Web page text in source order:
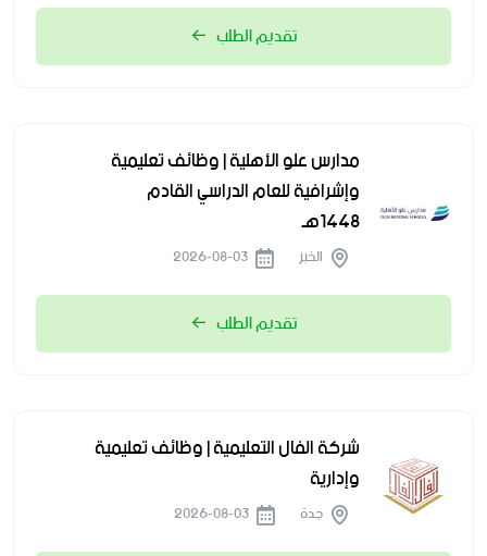
تقديم الطلب
مدارس علو الأهلية | وظائف تعليمية
وإشرافية للعام الدراسي القادم
1448هـ
الخبر
تقديم الطلب
شركة الفال التعليمية | وظائف تعليمية
وإدارية
جدة